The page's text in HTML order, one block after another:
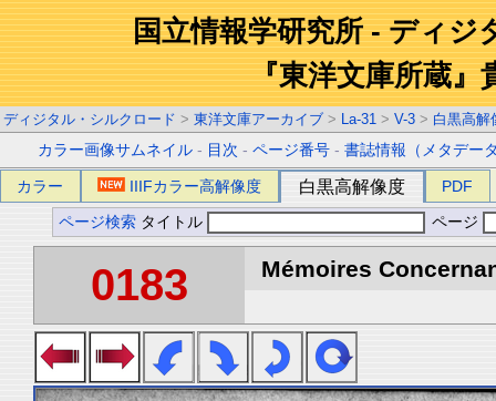
国立情報学研究所 - ディジ
『東洋文庫所蔵』
ディジタル・シルクロード > 東洋文庫アーカイブ > La-31 > V-3 > 白黒高解
カラー画像サムネイル - 目次 -ページ番号 -書誌情報（メタデー
カラー IIIFカラー高解像度 白黒高解像度 PDF
ページ検索 タイトル ページ
0183 Mémoires